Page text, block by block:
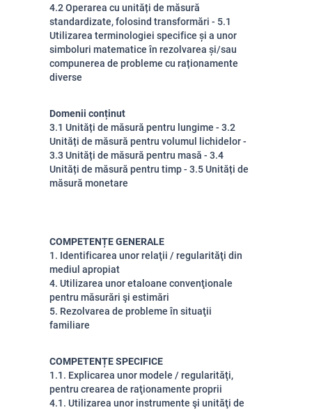
4.2 Operarea cu unități de măsură
standardizate, folosind transformări - 5.1
Utilizarea terminologiei specifice și a unor
simboluri matematice în rezolvarea și/sau
compunerea de probleme cu raționamente
diverse
Domenii conținut
3.1 Unități de măsură pentru lungime - 3.2
Unități de măsură pentru volumul lichidelor -
3.3 Unități de măsură pentru masă - 3.4
Unități de măsură pentru timp - 3.5 Unități de
măsură monetare
COMPETENȚE GENERALE
1. Identificarea unor relaţii / regularităţi din
mediul apropiat
4. Utilizarea unor etaloane convenţionale
pentru măsurări şi estimări
5. Rezolvarea de probleme în situaţii
familiare
COMPETENȚE SPECIFICE
1.1. Explicarea unor modele / regularităţi,
pentru crearea de raţionamente proprii
4.1. Utilizarea unor instrumente şi unităţi de